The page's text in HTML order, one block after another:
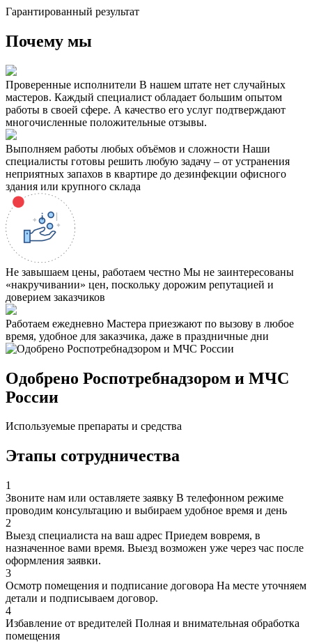
Гарантированный результат
Почему мы
Проверенные исполнители В нашем штате нет случайных
мастеров. Каждый специалист обладает большим опытом
работы в своей сфере. А качество его услуг подтверждают
многочисленные положительные отзывы.
Выполняем работы любых объёмов и сложности Наши
специалисты готовы решить любую задачу – от устранения
неприятных запахов в квартире до дезинфекции офисного
здания или крупного склада
Не завышаем цены, работаем честно Мы не заинтересованы
«накручивании» цен, поскольку дорожим репутацией и
доверием заказчиков
Работаем ежедневно Мастера приезжают по вызову в любое
время, удобное для заказчика, даже в праздничные дни
Одобрено Роспотребнадзором и МЧС
России
Используемые препараты и средства
Этапы сотрудничества
1
Звоните нам или оставляете заявку В телефонном режиме
проводим консультацию и выбираем удобное время и день
2
Выезд специалиста на ваш адрес Приедем вовремя, в
назначенное вами время. Выезд возможен уже через час после
оформления заявки.
3
Осмотр помещения и подписание договора На месте уточняем
детали и подписываем договор.
4
Избавление от вредителей Полная и внимательная обработка
помещения